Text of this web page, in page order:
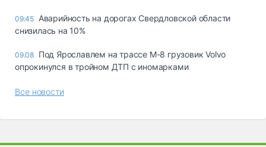
09:45 Аварийность на дорогах Свердловской области
снизилась на 10%
09.08 Под Ярославлем на трассе М-8 грузовик Volvo
опрокинулся в тройном ДТП с иномарками
Все новости